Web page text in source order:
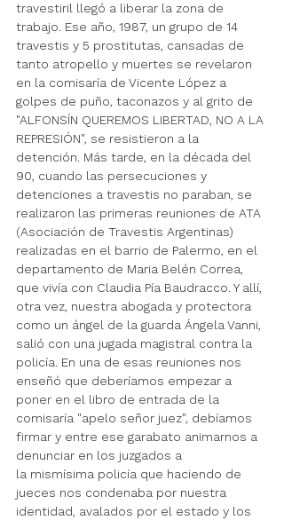
travestiril llegó a liberar la zona de
trabajo. Ese año, 1987, un grupo de 14
travestis y 5 prostitutas, cansadas de
tanto atropello y muertes se revelaron
en la comisaría de Vicente López a
golpes de puño, taconazos y al grito de
"ALFONSÍN QUEREMOS LIBERTAD, NO A LA
REPRESIÓN", se resistieron a la
detención. Más tarde, en la década del
90, cuando las persecuciones y
detenciones a travestis no paraban, se
realizaron las primeras reuniones de ATA
(Asociación de Travestis Argentinas)
realizadas en el barrio de Palermo, en el
departamento de Maria Belén Correa,
que vivía con Claudia Pía Baudracco. Y allí,
otra vez, nuestra abogada y protectora
como un ángel de la guarda Ángela Vanni,
salió con una jugada magistral contra la
policía. En una de esas reuniones nos
enseñó que deberíamos empezar a
poner en el libro de entrada de la
comisaría "apelo señor juez", debíamos
firmar y entre ese garabato animarnos a
denunciar en los juzgados a
la mismísima policía que haciendo de
jueces nos condenaba por nuestra
identidad, avalados por el estado y los